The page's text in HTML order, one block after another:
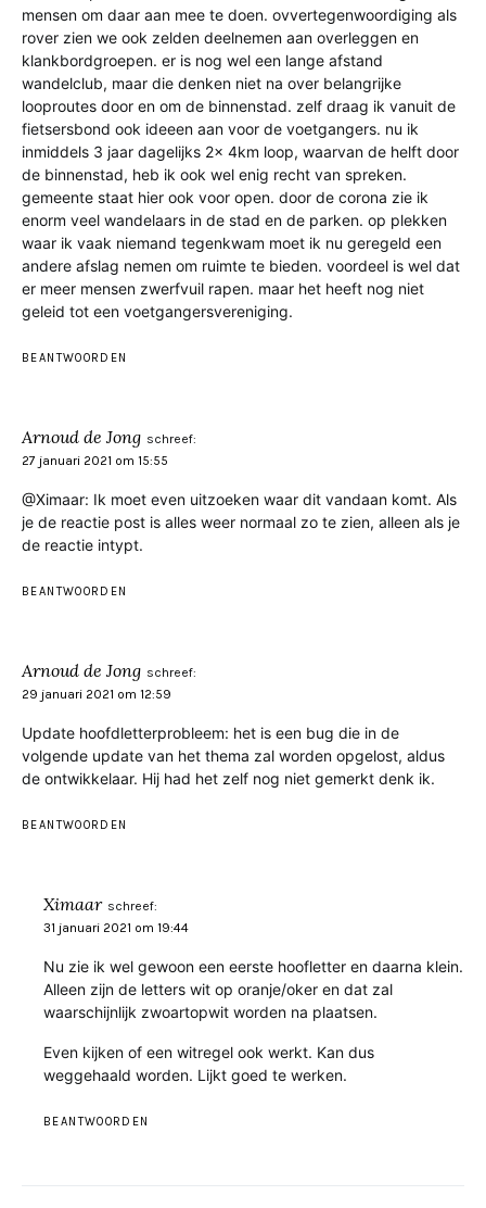
mensen om daar aan mee te doen. ovvertegenwoordiging als
rover zien we ook zelden deelnemen aan overleggen en
klankbordgroepen. er is nog wel een lange afstand
wandelclub, maar die denken niet na over belangrijke
looproutes door en om de binnenstad. zelf draag ik vanuit de
fietsersbond ook ideeen aan voor de voetgangers. nu ik
inmiddels 3 jaar dagelijks 2x 4km loop, waarvan de helft door
de binnenstad, heb ik ook wel enig recht van spreken.
gemeente staat hier ook voor open. door de corona zie ik
enorm veel wandelaars in de stad en de parken. op plekken
waar ik vaak niemand tegenkwam moet ik nu geregeld een
andere afslag nemen om ruimte te bieden. voordeel is wel dat
er meer mensen zwerfvuil rapen. maar het heeft nog niet
geleid tot een voetgangersvereniging.
BEANTWOORDEN
Arnoud de Jong schreef:
27 januari 2021 om 15:55
@Ximaar: Ik moet even uitzoeken waar dit vandaan komt. Als
je de reactie post is alles weer normaal zo te zien, alleen als je
de reactie intypt.
BEANTWOORDEN
Arnoud de Jong schreef:
29 januari 2021 om 12:59
Update hoofdletterprobleem: het is een bug die in de
volgende update van het thema zal worden opgelost, aldus
de ontwikkelaar. Hij had het zelf nog niet gemerkt denk ik.
BEANTWOORDEN
Ximaar schreef:
31 januari 2021 om 19:44
Nu zie ik wel gewoon een eerste hoofletter en daarna klein.
Alleen zijn de letters wit op oranje/oker en dat zal
waarschijnlijk zwoartopwit worden na plaatsen.
Even kijken of een witregel ook werkt. Kan dus
weggehaald worden. Lijkt goed te werken.
BEANTWOORDEN